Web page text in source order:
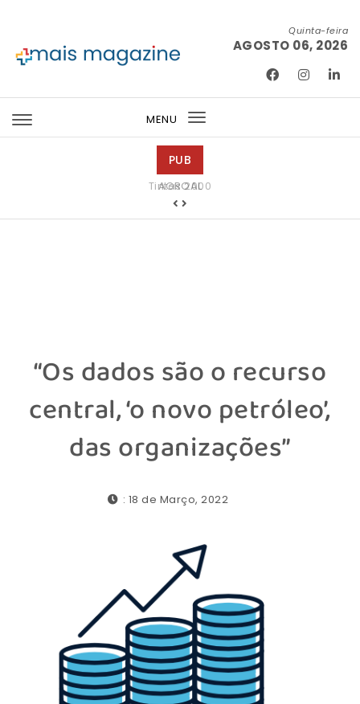
Quinta-feira
AGOSTO 06, 2026
MENU
Toggle
PUB
Tintas 2000
“Os dados são o recurso
central, ‘o novo petróleo’,
das organizações”
: 18 de Março, 2022